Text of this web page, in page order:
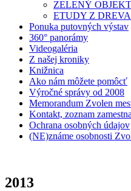
ZELENÝ
ETUDY Z DREVA
Ponuka putovných výstav
360° panorámy
Videogaléria
Z našej kroniky
Knižnica
Ako nám môžete pomôcť
Výročné správy od 2008
Memorandum Zvolen
Kontakt, zoznam
Ochrana osobných údajov
(NE)známe osobnosti
2013